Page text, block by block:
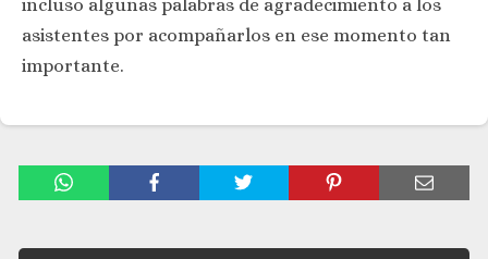
incluso algunas palabras de agradecimiento a los
asistentes por acompañarlos en ese momento tan
importante.